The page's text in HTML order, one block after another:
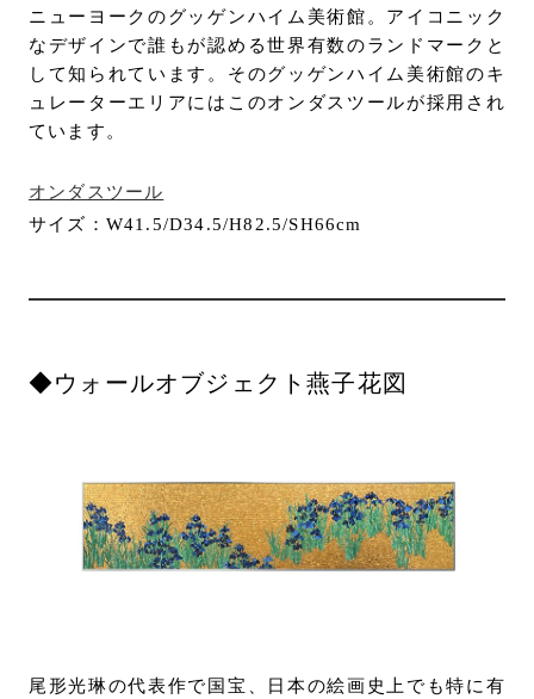
ニューヨークのグッゲンハイム美術館。アイコニック
なデザインで誰もが認める世界有数のランドマークと
して知られています。そのグッゲンハイム美術館のキ
ュレーターエリアにはこのオンダスツールが採用され
ています。
オンダスツール
サイズ：W41.5/D34.5/H82.5/SH66cm
◆ウォールオブジェクト燕子花図
尾形光琳の代表作で国宝、日本の絵画史上でも特に有